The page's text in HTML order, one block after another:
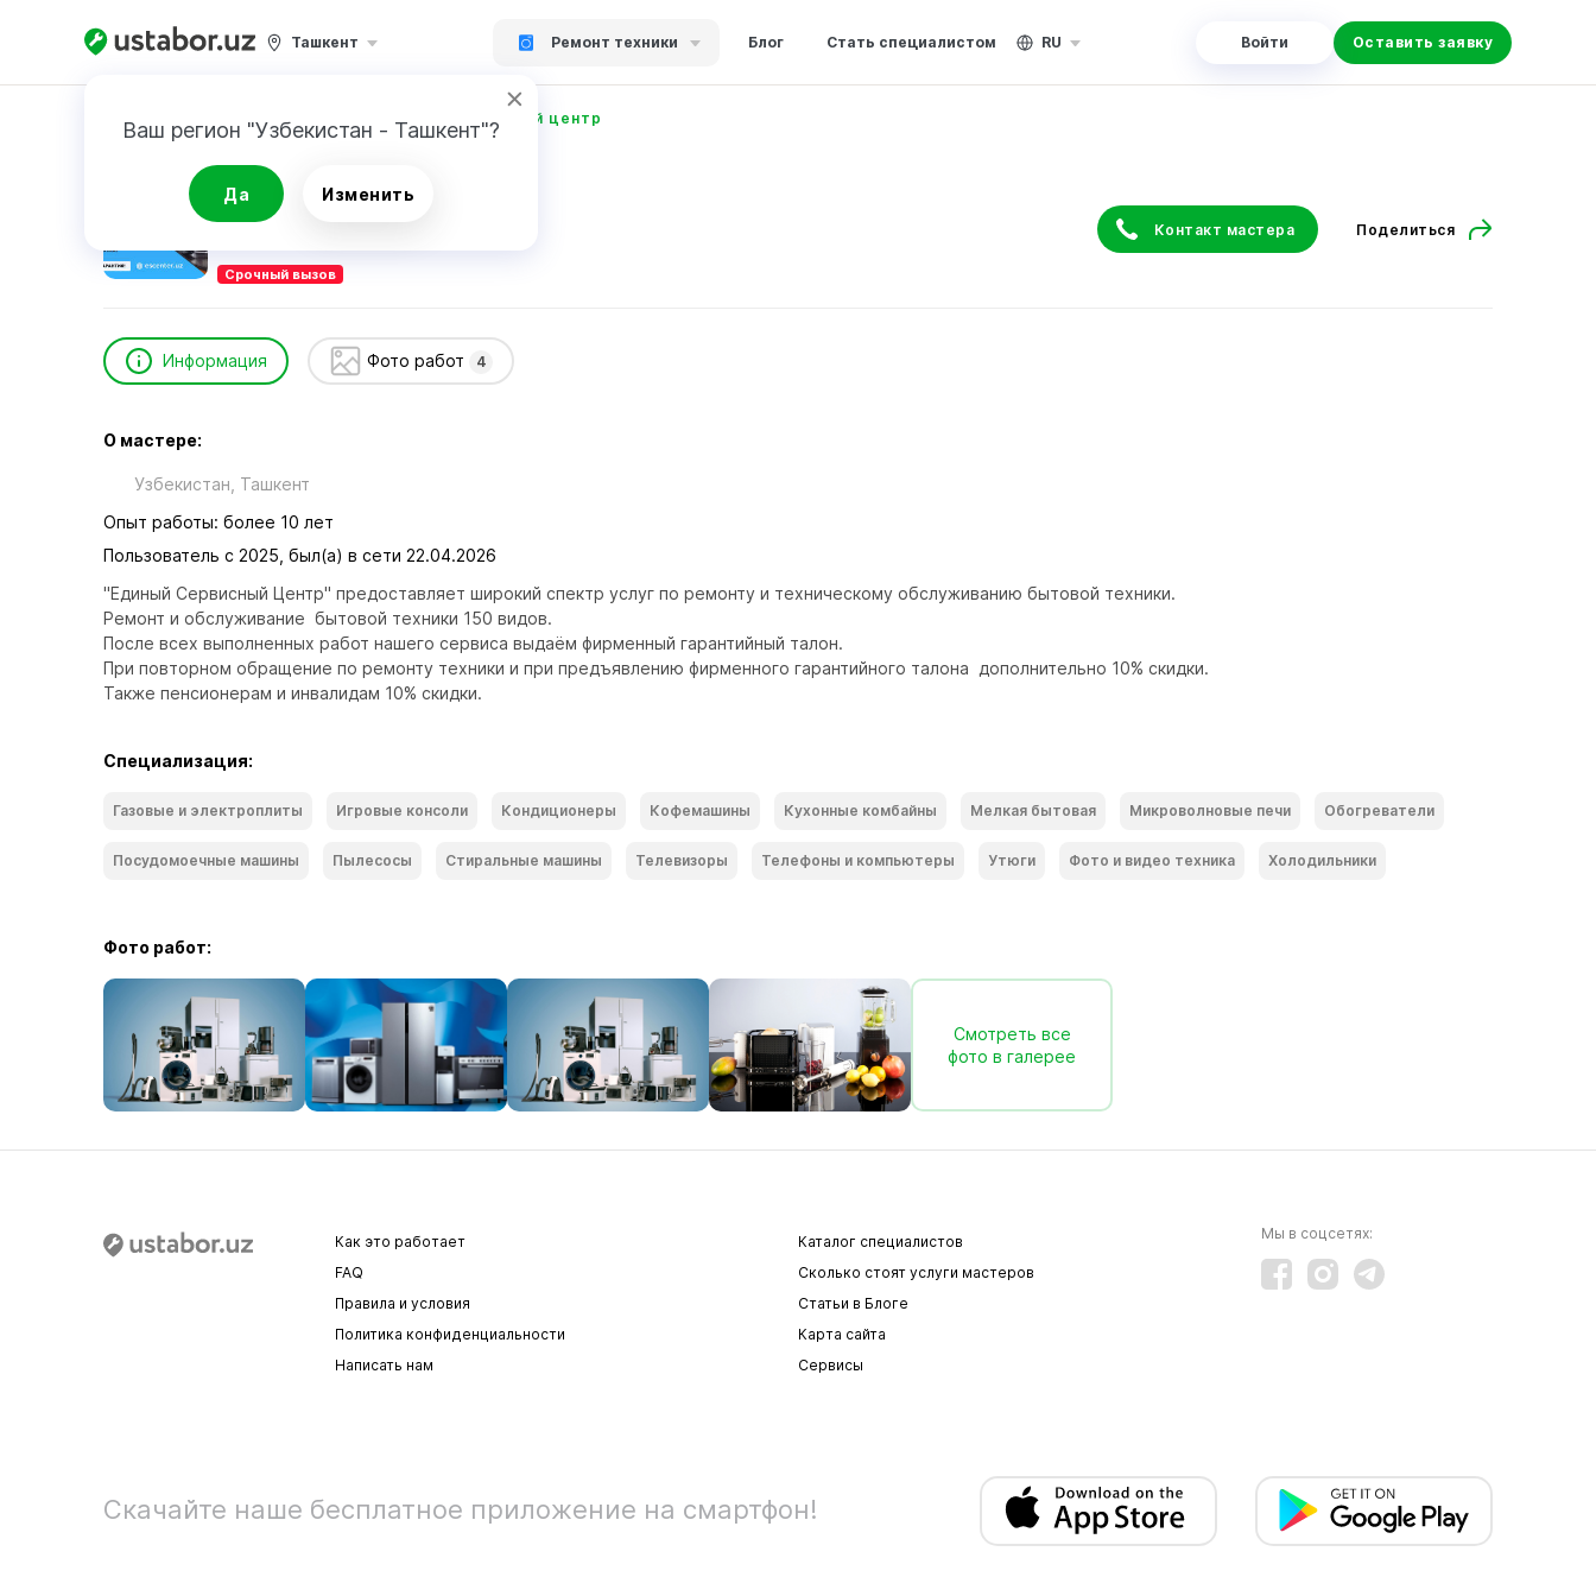
Ташкент Ремонт техники Блог Стать специалистом RU Войти Оставить заявку
Ваш регион "Узбекистан - Ташкент"?
Да Изменить
Главная Ремонт техники Единый сервисный центр
Единый сервисный центр
Срочный вызов
Контакт мастера Поделиться
Информация Фото работ 4
О мастере:
Узбекистан, Ташкент
Опыт работы: более 10 лет
Пользователь с 2025, был(а) в сети 22.04.2026
"Единый Сервисный Центр" предоставляет широкий спектр услуг по ремонту и техническому обслуживанию бытовой техники.
Ремонт и обслуживание  бытовой техники 150 видов.
После всех выполненных работ нашего сервиса выдаём фирменный гарантийный талон.
При повторном обращение по ремонту техники и при предъявлению фирменного гарантийного талона  дополнительно 10% скидки.
Также пенсионерам и инвалидам 10% скидки.
Специализация:
Газовые и электроплиты Игровые консоли Кондиционеры Кофемашины Кухонные комбайны Мелкая бытовая Микроволновые печи Обогреватели
Посудомоечные машины Пылесосы Стиральные машины Телевизоры Телефоны и компьютеры Утюги Фото и видео техника Холодильники
Фото работ:
Смотреть все
фото в галерее
Как это работает
Каталог специалистов
FAQ
Сколько стоят услуги мастеров
Правила и условия
Статьи в Блоге
Политика конфиденциальности
Карта сайта
Написать нам
Сервисы
Мы в соцсетях:
Скачайте наше бесплатное приложение на смартфон!